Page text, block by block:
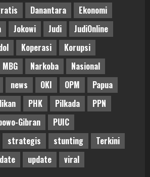
Danantara
Ekonomi
Jokowi Judi
JudiOnline
Koperasi
Korupsi
MBG Narkoba
Nasional
news OKI OPM
Papua
PHK Pilkada
PPN
Gibran
PUIC
strategis stunting
Terkini
update viral